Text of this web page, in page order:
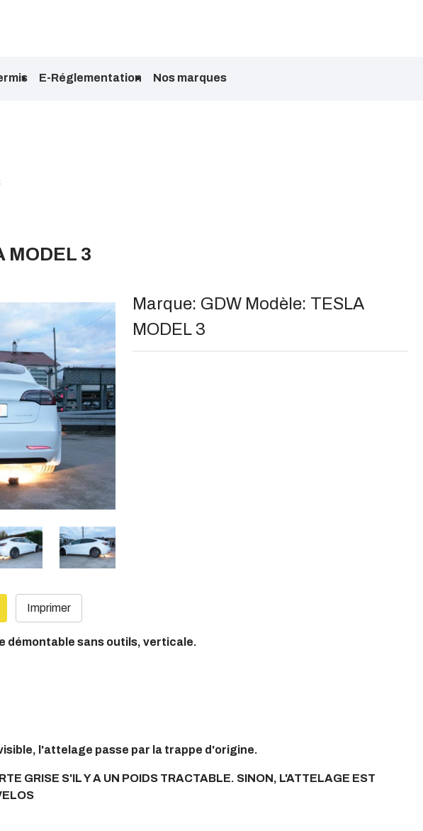
E-Réglementation Nos marques
MODEL 3
Marque: GDW Modèle: TESLA
MODEL 3
Imprimer
démontable sans outils, verticale.
l'attelage passe par la trappe d'origine.
GRISE S'IL Y A UN POIDS TRACTABLE. SINON, L'ATTELAGE EST